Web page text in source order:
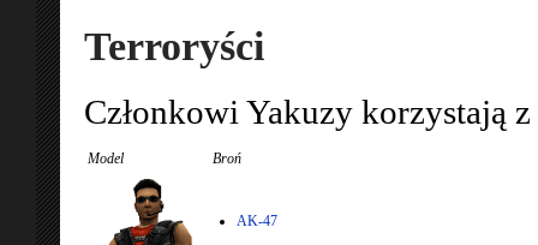
Terroryści
Członkowi Yakuzy korzystają
Model Broń
AK-47